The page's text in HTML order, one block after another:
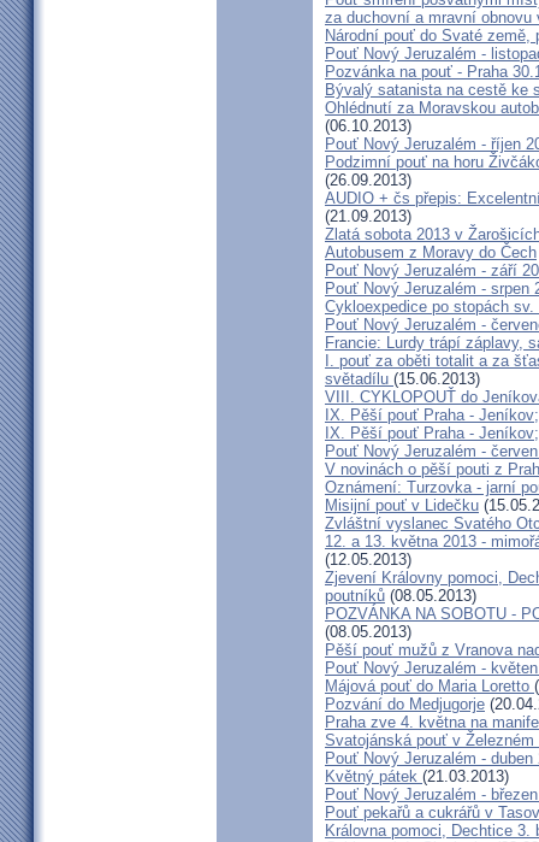
za duchovní a mravní obnovu
Národní pouť do Svaté země,
Pouť Nový Jeruzalém -
Pozvánka na pouť - Praha
Bývalý satanista na cestě ke
Ohlédnutí za Moravskou
(06.10.2013)
Pouť Nový Jeruzalém - říjen
Podzimní pouť na horu
(26.09.2013)
AUDIO + čs přepis:
(21.09.2013)
Zlatá sobota 2013 v
Autobusem z Moravy do Čech
Pouť Nový Jeruzalém - září
Pouť Nový Jeruzalém - srpen
Cykloexpedice po stopách
Pouť Nový Jeruzalém -
Francie: Lurdy trápí záplavy,
I. pouť za oběti totalit a za
světadílu (15.06.2013)
VIII. CYKLOPOUŤ do
IX. Pěší pouť Praha -
IX. Pěší pouť Praha -
Pouť Nový Jeruzalém -
V novinách o pěší pouti z
Oznámení: Turzovka - jarní
Misijní pouť v Lidečku
Zvláštní vyslanec Svatého
12. a 13. května 2013 -
(12.05.2013)
Zjevení Královny pomoci,
poutníků (08.05.2013)
POZVÁNKA NA SOBOTU -
(08.05.2013)
Pěší pouť mužů z Vranova
Pouť Nový Jeruzalém -
Májová pouť do Maria Loretto
Pozvání do Medjugorje
Praha zve 4. května na
Svatojánská pouť v Železném
Pouť Nový Jeruzalém - duben
Květný pátek (21.03.2013)
Pouť Nový Jeruzalém -
Pouť pekařů a cukrářů v
Královna pomoci, Dechtice